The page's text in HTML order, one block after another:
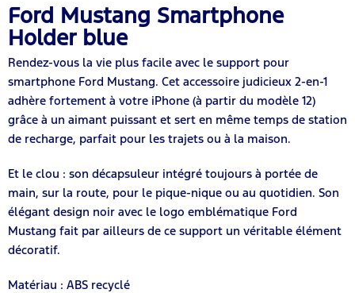
Ford Mustang Smartphone
Holder blue
Rendez-vous la vie plus facile avec le support pour
smartphone Ford Mustang. Cet accessoire judicieux 2-en-1
adhère fortement à votre iPhone (à partir du modèle 12)
grâce à un aimant puissant et sert en même temps de station
de recharge, parfait pour les trajets ou à la maison.
Et le clou : son décapsuleur intégré toujours à portée de
main, sur la route, pour le pique-nique ou au quotidien. Son
élégant design noir avec le logo emblématique Ford
Mustang fait par ailleurs de ce support un véritable élément
décoratif.
Matériau : ABS recyclé